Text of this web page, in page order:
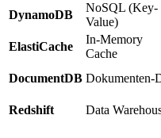
DynamoDB
NoSQL (Key-
Value)
ElastiCache
In-Memory
Cache
DocumentDB Dokumenten-
Redshift
Data